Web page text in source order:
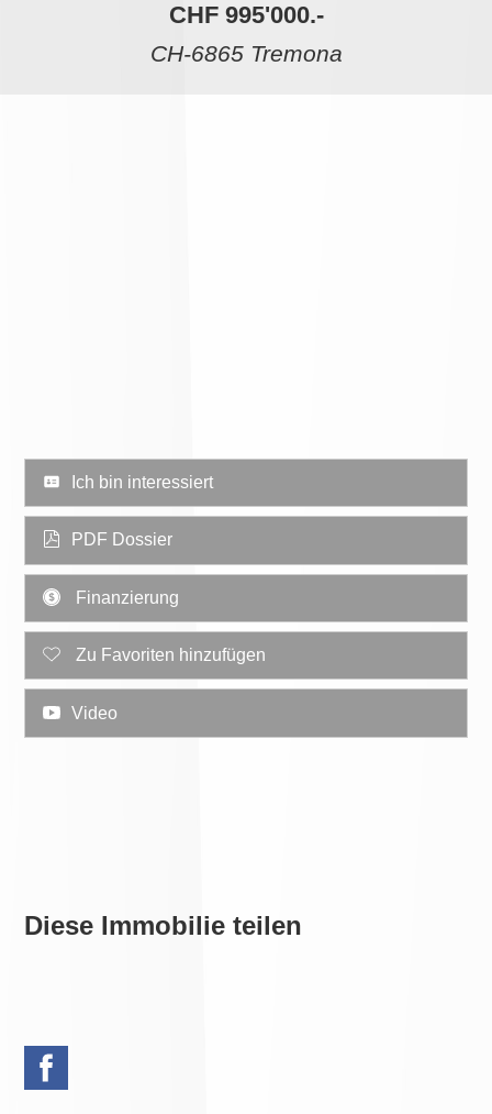
CHF 995'000.-
CH-6865 Tremona
Ich bin interessiert
PDF Dossier
Finanzierung
Zu Favoriten hinzufügen
Video
Diese Immobilie teilen